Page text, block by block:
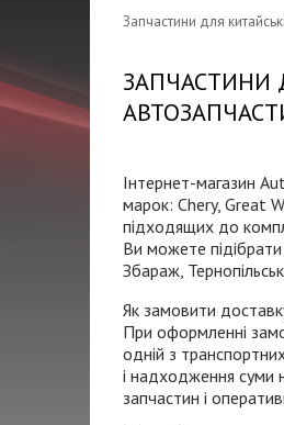
Запчастини для
ЗАПЧАСТИНИ
Інтернет-магазин
марок: Chery, Great
підходящих до
Ви можете
Збараж,
Як замовити
При оформленні
одній з
і надходження суми
запчастин і